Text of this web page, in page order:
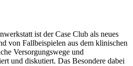
ist der Case Club als neues
von Fallbeispielen aus dem klinischen
Versorgungswege und
und diskutiert. Das Besondere dabei